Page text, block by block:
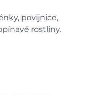
povijnice,
rostliny.